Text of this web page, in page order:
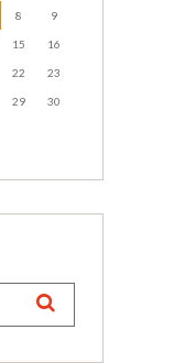
8 9
15 16
22 23
29 30